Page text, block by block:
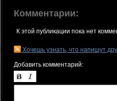
Комментарии:
К этой публикации пока нет
Хочешь узнать, что напишут
Добавить комментарий: